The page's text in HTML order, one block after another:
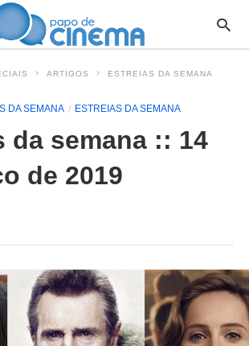
ARTIGOS ESTREIAS DA SEMANA
DA SEMANA ESTREIAS DA SEMANA
da semana :: 14
de 2019